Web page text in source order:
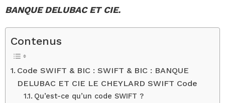
BANQUE DELUBAC ET CIE.
Contenus
Code SWIFT & BIC : SWIFT & BIC : BANQUE
DELUBAC ET CIE LE CHEYLARD SWIFT Code
Qu’est-ce qu’un code SWIFT ?